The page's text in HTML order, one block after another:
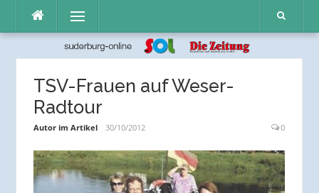
Inhalt
Menü
TSV-Frauen auf Weser-
Radtour
Autor im Artikel 30/10/2012 0